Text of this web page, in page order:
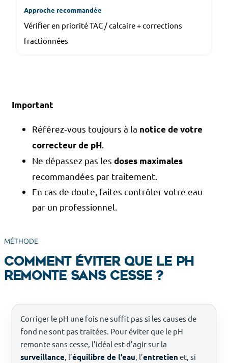
Vérifier en priorité TAC / calcaire + corrections
fractionnées
Important
Référez‑vous toujours à la notice de votre
correcteur de pH
Ne dépassez pas les doses maximales
recommandées par traitement.
En cas de doute, faites contrôler votre eau
par un professionnel.
MÉTHODE
Comment éviter que le pH
remonte sans cesse ?
Corriger le pH une fois ne suffit pas si les causes de
fond ne sont pas traitées. Pour éviter que le pH
remonte sans cesse, l’idéal est d’agir sur la
surveillance, l’équilibre de l’eau, l’entretien et, si